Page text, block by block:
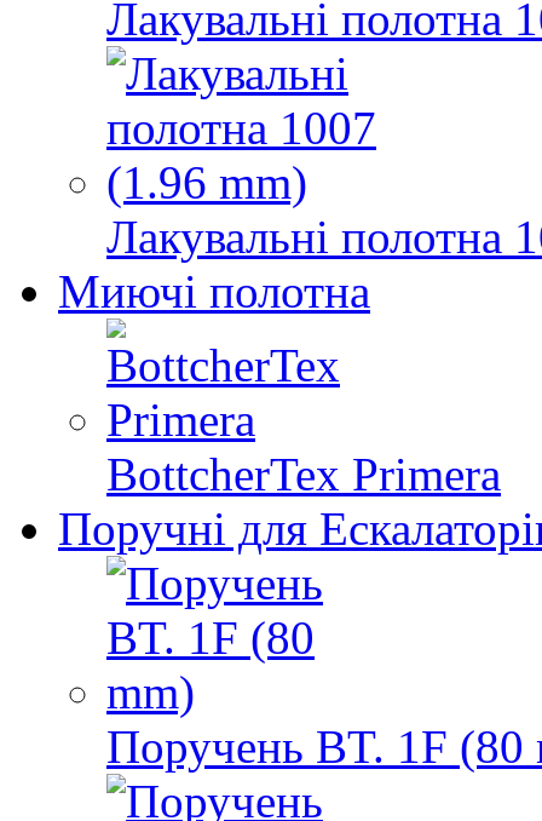
Лакувальні полотна
Лакувальні полотна
Миючі полотна
BottcherTex Primera
Поручні для
Поручень BT. 1F (80